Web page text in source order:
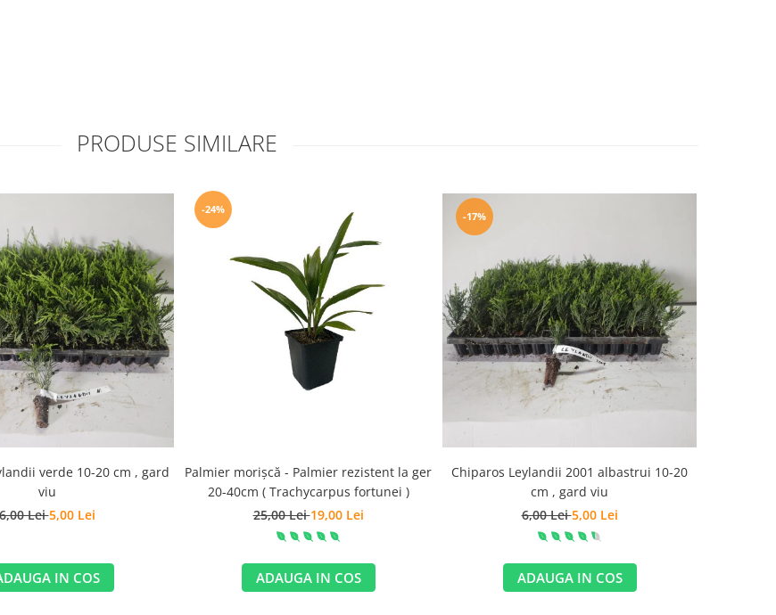
PRODUSE SIMILARE
verde 10-20 cm , gard
viu
Lei5,00 Lei
IN COS
-24%
Palmier morișcă - Palmier rezistent la ger
20-40cm ( Trachycarpus fortunei )
25,00 Lei19,00 Lei
ADAUGA IN COS
-17%
Chiparos Leylandii 2001 albastrui 10-20
cm , gard viu
6,00 Lei5,00 Lei
ADAUGA IN COS